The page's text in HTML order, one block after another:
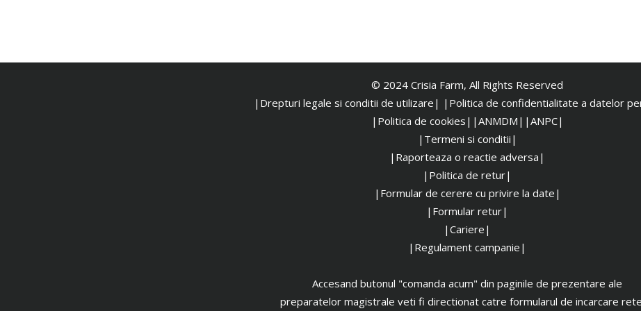
© 2024 Crisia Farm, All Rights Reserved
|Drepturi legale si conditii de utilizare| | Politica de confidentialitate a datelor
|Politica de cookies| |ANMDM| |ANPC|
|Termeni si conditii|
|Raporteaza o reactie adversa|
|Politica de retur|
|Formular de cerere cu privire la date|
|Formular retur|
|Cariere|
|Regulament campanie|
Accesand butonul "comanda acum" din paginile de prezentare ale
preparatelor magistrale veti fi directionat catre formularul de incarcare